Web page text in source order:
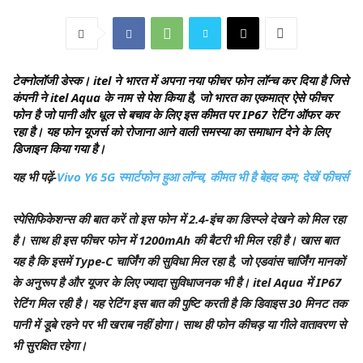
टेक्नोलॉजी डेस्क। itel ने भारत में अपना नया फीचर फोन लॉन्च कर दिया है जिसे
कंपनी ने itel Aqua के नाम से पेश किया है, जो भारत का एकमात्र ऐसे फीचर
फोन है जो पानी और धूल से बचाव के लिए इस कीमत पर IP67 रेटिंग ऑफर कर
रहा है। यह फोन यूजर्स को रोजाना आने वाली समस्या का समाधान देने के लिए
डिजाइन किया गया है।
यह भी पढ़ें-Vivo Y6 5G स्मार्टफोन हुआ लॉन्च, कीमत भी है बेहद कम; देखें फीचर्स
स्पेसिफिकेशन्स की बात करें तो इस फोन में 2.4-इंच का डिस्प्ले देखने को मिल रहा
है। साथ ही इस फीचर फोन में 1200mAh की बैटरी भी मिल रही है। खास बात
यह है कि इसमें Type-C चार्जिंग की सुविधा मिल रहा है, जो एडवांस चार्जिंग मानकों
के अनुरूप है और यूजर के लिए ज्यादा सुविधाजनक भी है। itel Aqua में IP67
रेटिंग मिल रही है। यह रेटिंग इस बात की पुष्टि करती है कि डिवाइस 30 मिनट तक
पानी में डूबे रहने पर भी खराब नहीं होगा। साथ ही फोन कीचड़ या गीले वातावरण से
भी सुरक्षित रहेगा।